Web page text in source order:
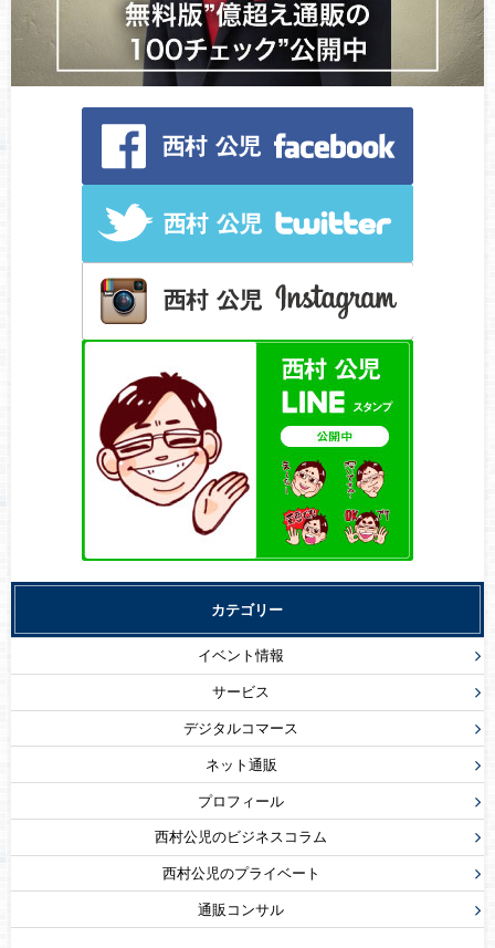
カテゴリー
イベント情報
サービス
デジタルコマース
ネット通販
プロフィール
西村公児のビジネスコラム
西村公児のプライベート
通販コンサル